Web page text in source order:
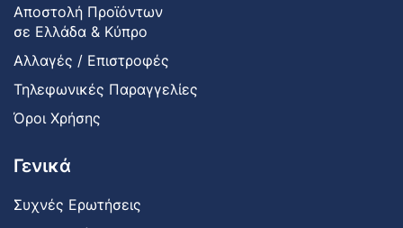
Αποστολή Προϊόντων
σε Ελλάδα & Κύπρο
Αλλαγές / Επιστροφές
Τηλεφωνικές Παραγγελίες
Όροι Χρήσης
Γενικά
Συχνές Ερωτήσεις